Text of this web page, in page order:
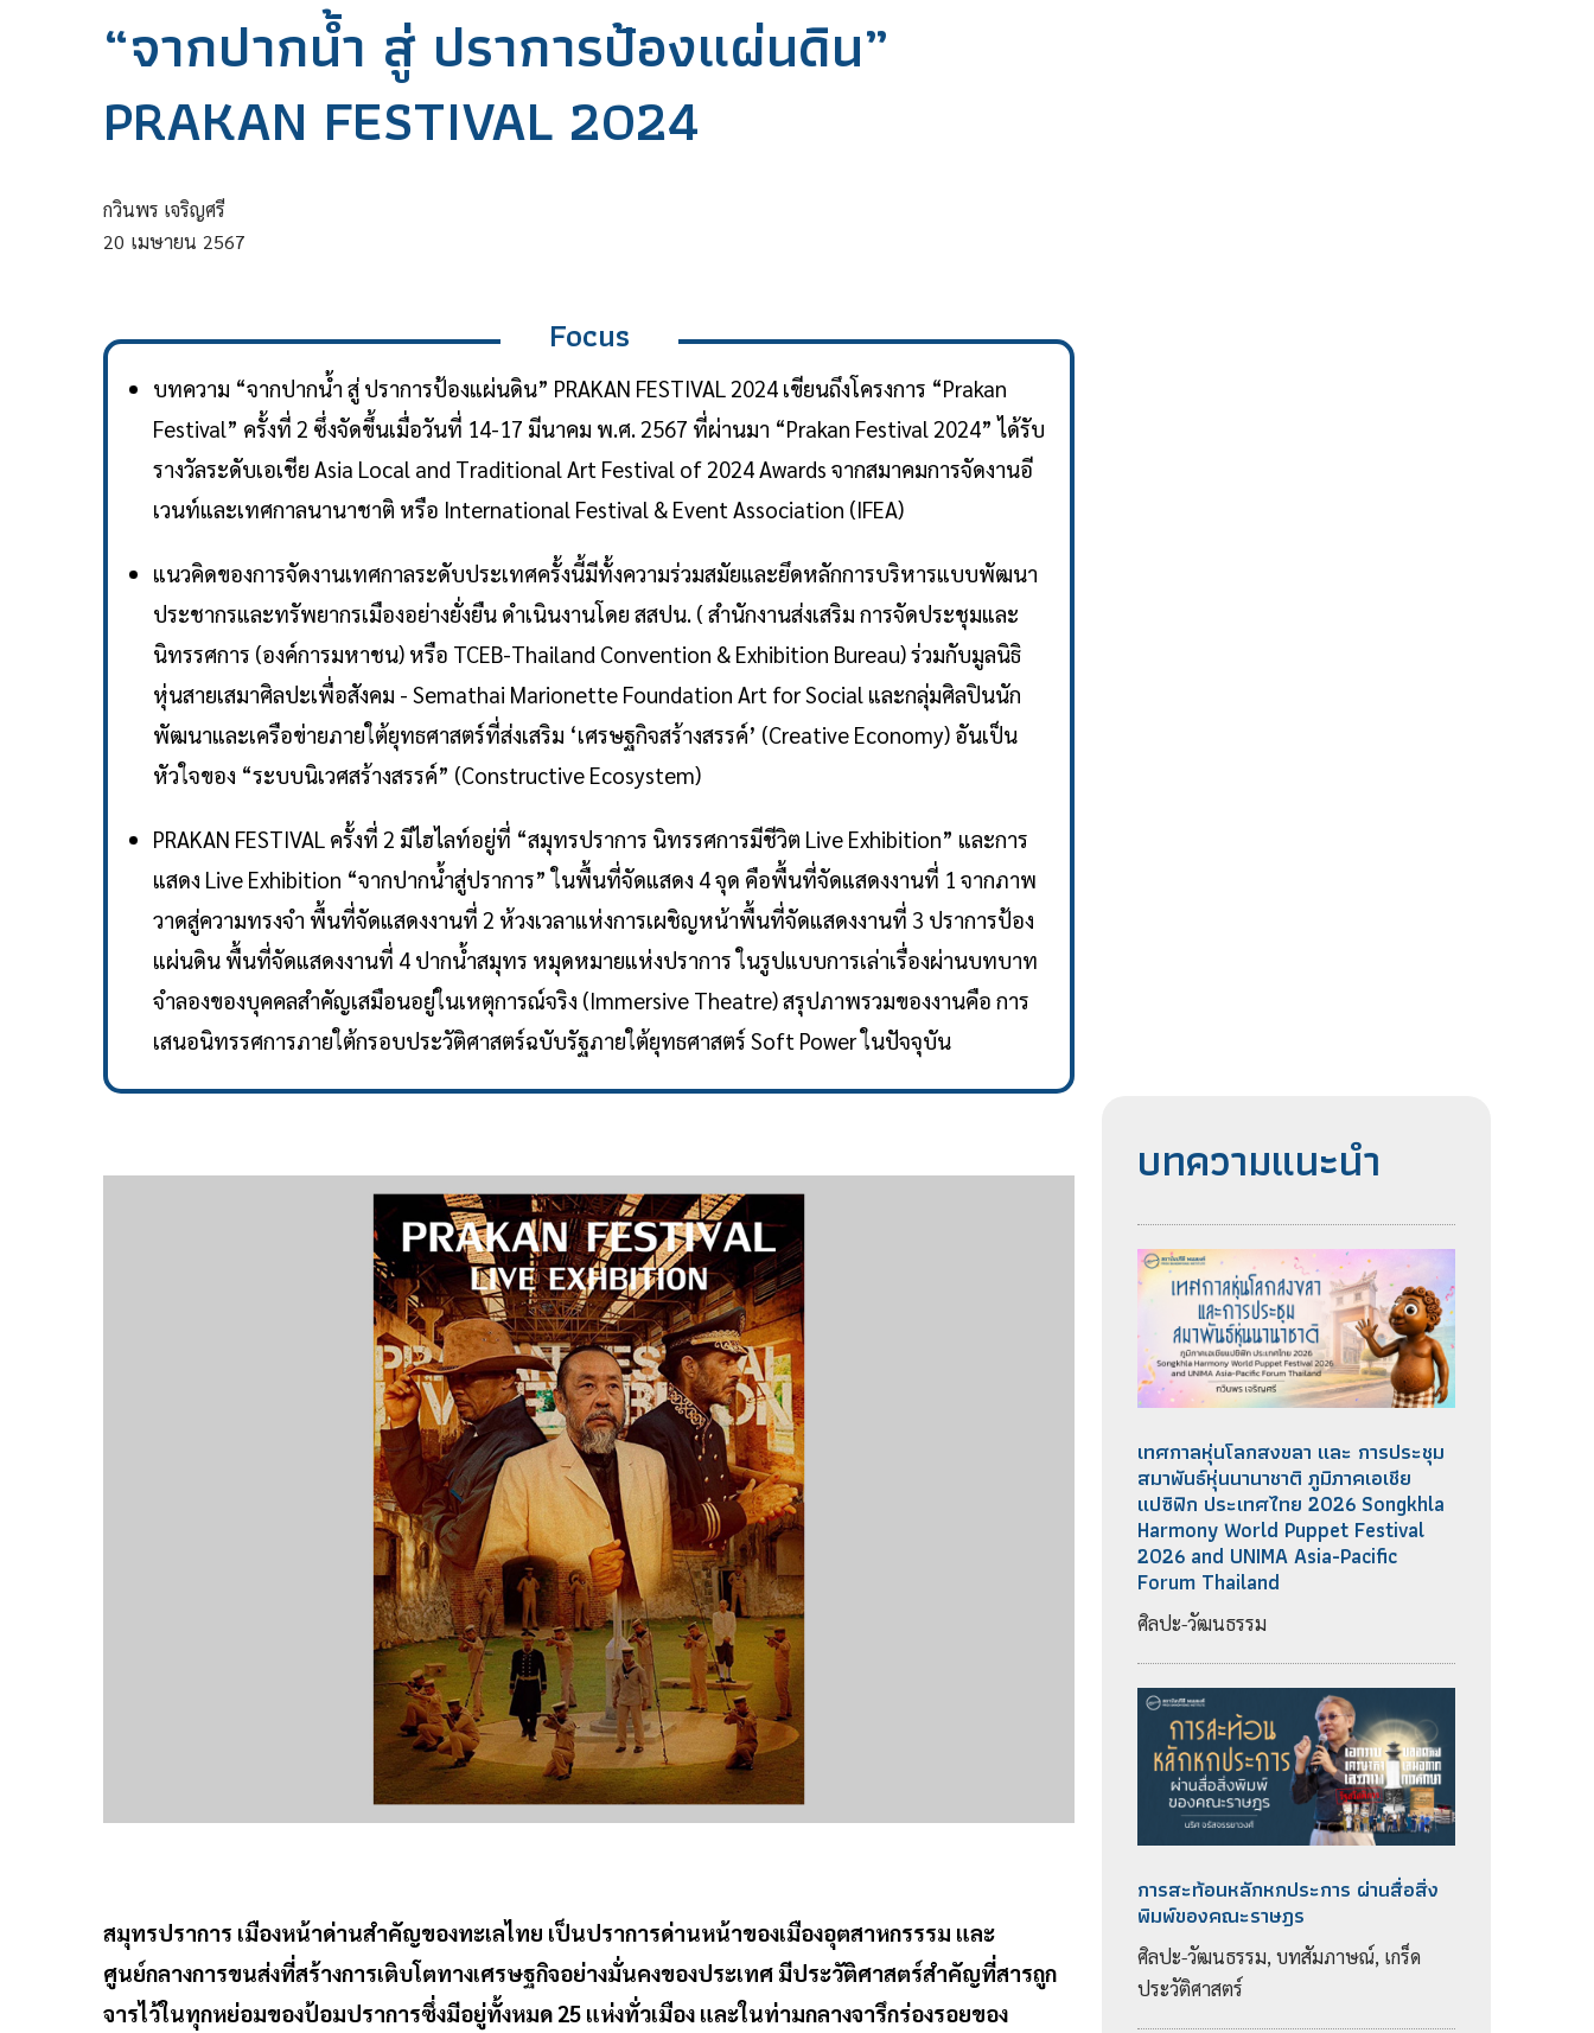
“จากปากน้ำ สู่ ปราการป้องแผ่นดิน”
PRAKAN FESTIVAL 2024
กวินพร เจริญศรี
20 เมษายน 2567
Focus
บทความ “จากปากน้ำ สู่ ปราการป้องแผ่นดิน” PRAKAN FESTIVAL 2024 เขียนถึงโครงการ “Prakan
Festival” ครั้งที่ 2 ซึ่งจัดขึ้นเมื่อวันที่ 14-17 มีนาคม พ.ศ. 2567 ที่ผ่านมา “Prakan Festival 2024” ได้รับ
รางวัลระดับเอเชีย Asia Local and Traditional Art Festival of 2024 Awards จากสมาคมการจัดงานอี
เวนท์และเทศกาลนานาชาติ หรือ International Festival & Event Association (IFEA)
แนวคิดของการจัดงานเทศกาลระดับประเทศครั้งนี้มีทั้งความร่วมสมัยและยึดหลักการบริหารแบบพัฒนา
ประชากรและทรัพยากรเมืองอย่างยั่งยืน ดำเนินงานโดย สสปน. ( สำนักงานส่งเสริม การจัดประชุมและ
นิทรรศการ (องค์การมหาชน) หรือ TCEB-Thailand Convention & Exhibition Bureau) ร่วมกับมูลนิธิ
หุ่นสายเสมาศิลปะเพื่อสังคม - Semathai Marionette Foundation Art for Social และกลุ่มศิลปินนัก
พัฒนาและเครือข่ายภายใต้ยุทธศาสตร์ที่ส่งเสริม ‘เศรษฐกิจสร้างสรรค์’ (Creative Economy) อันเป็น
หัวใจของ “ระบบนิเวศสร้างสรรค์” (Constructive Ecosystem)
PRAKAN FESTIVAL ครั้งที่ 2 มีไฮไลท์อยู่ที่ “สมุทรปราการ นิทรรศการมีชีวิต Live Exhibition” และการ
แสดง Live Exhibition “จากปากน้ำสู่ปราการ” ในพื้นที่จัดแสดง 4 จุด คือพื้นที่จัดแสดงงานที่ 1 จากภาพ
วาดสู่ความทรงจำ พื้นที่จัดแสดงงานที่ 2 ห้วงเวลาแห่งการเผชิญหน้าพื้นที่จัดแสดงงานที่ 3 ปราการป้อง
แผ่นดิน พื้นที่จัดแสดงงานที่ 4 ปากน้ำสมุทร หมุดหมายแห่งปราการ ในรูปแบบการเล่าเรื่องผ่านบทบาท
จำลองของบุคคลสำคัญเสมือนอยู่ในเหตุการณ์จริง (Immersive Theatre) สรุปภาพรวมของงานคือ การ
เสนอนิทรรศการภายใต้กรอบประวัติศาสตร์ฉบับรัฐภายใต้ยุทธศาสตร์ Soft Power ในปัจจุบัน
สมุทรปราการ เมืองหน้าด่านสำคัญของทะเลไทย เป็นปราการด่านหน้าของเมืองอุตสาหกรรรม และ
ศูนย์กลางการขนส่งที่สร้างการเติบโตทางเศรษฐกิจอย่างมั่นคงของประเทศ มีประวัติศาสตร์สำคัญที่สารถูก
จารไว้ในทุกหย่อมของป้อมปราการซึ่งมีอยู่ทั้งหมด 25 แห่งทั่วเมือง และในท่ามกลางจารึกร่องรอยของ
บทความแนะนำ
เทศกาลหุ่นโลกสงขลา และ การประชุม
สมาพันธ์หุ่นนานาชาติ ภูมิภาคเอเชีย
แปซิฟิก ประเทศไทย 2026 Songkhla
Harmony World Puppet Festival
2026 and UNIMA Asia-Pacific
Forum Thailand
ศิลปะ-วัฒนธรรม
การสะท้อนหลักหกประการ ผ่านสื่อสิ่ง
พิมพ์ของคณะราษฎร
ศิลปะ-วัฒนธรรม, บทสัมภาษณ์, เกร็ด
ประวัติศาสตร์